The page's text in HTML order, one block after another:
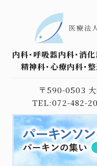
内科･呼吸器内科･消
精神科･心療内科･
〒590-0503
TEL:072-482-